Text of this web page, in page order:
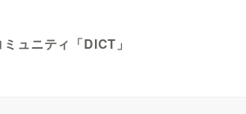
ュニティ「DICT」